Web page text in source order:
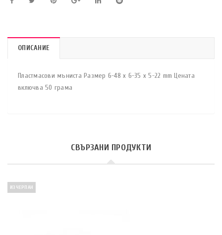
ОПИСАНИЕ
Пластмасови мъниста Размер 6-48 х 6-35 х 5-22 mm Цената
включва 50 грама
СВЪРЗАНИ ПРОДУКТИ
ИЗЧЕРПАН